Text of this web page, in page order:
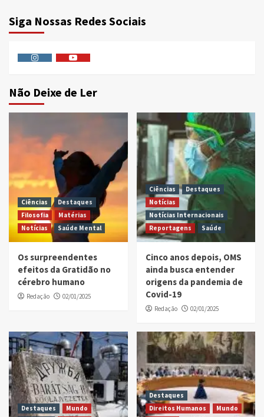
Siga Nossas Redes Sociais
Não Deixe de Ler
Ciências
Destaques
Filosofia
Matérias
Notícias
Saúde Mental
Os surpreendentes
efeitos da Gratidão no
cérebro humano
Redação 02/01/2025
Ciências
Destaques
Notícias
Notícias Internacionais
Reportagens
Saúde
Cinco anos depois, OMS
ainda busca entender
origens da pandemia de
Covid-19
Redação 02/01/2025
Destaques
Mundo
Destaques
Direitos Humanos
Mundo